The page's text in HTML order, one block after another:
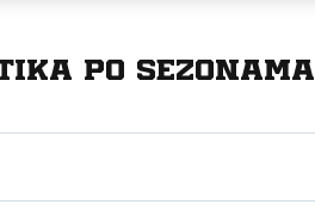
po sezonama